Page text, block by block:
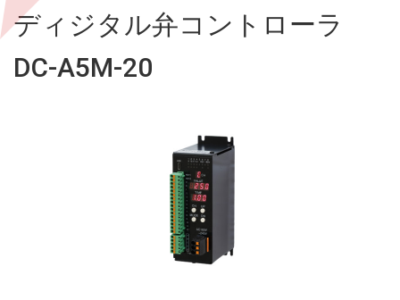
ディジタル弁コントローラ
DC-A5M-20